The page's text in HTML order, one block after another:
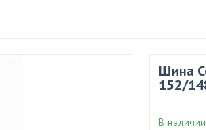
Шина
152/
В наличии